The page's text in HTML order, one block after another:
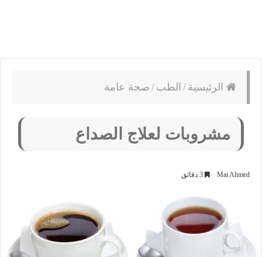
الرئيسية / الطب / صحة عامة
مشروبات لعلاج الصداع
Mai Ahmed